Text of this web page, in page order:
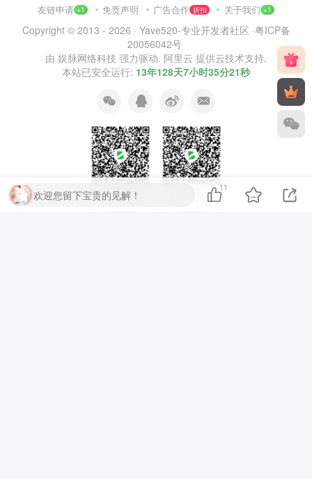
友链申请 +1 免责声明 广告合作 折扣 关于我们 +1
Copyright © 2013 - 2026 · Yave520-专业开发者社区 ·粤ICP备
20056042号
由 娱脉网络科技 强力驱动. 阿里云 提供云技术支持.
本站已安全运行: 13年128天7小时35分22秒
扫码加QQ群 扫码加微信
欢迎您留下宝贵的见解！
11